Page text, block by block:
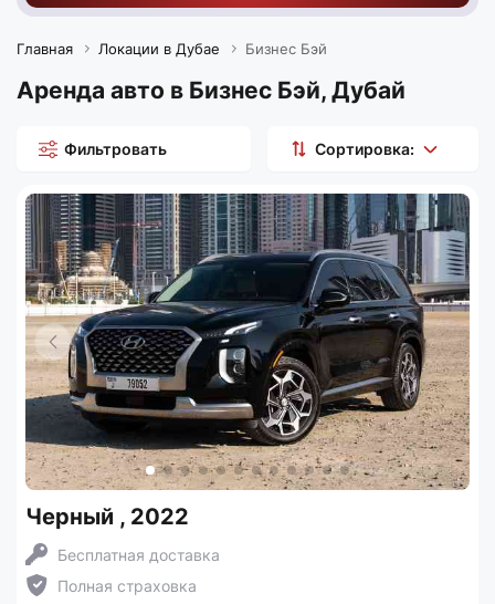
Главная Локации в Дубае Бизнес Бэй
Аренда авто в Бизнес Бэй, Дубай
Фильтровать Сортировка:
Черный , 2022
Бесплатная доставка
Полная страховка